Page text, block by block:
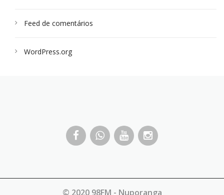
Feed de comentários
WordPress.org
© 2020 98FM - Nuporanga